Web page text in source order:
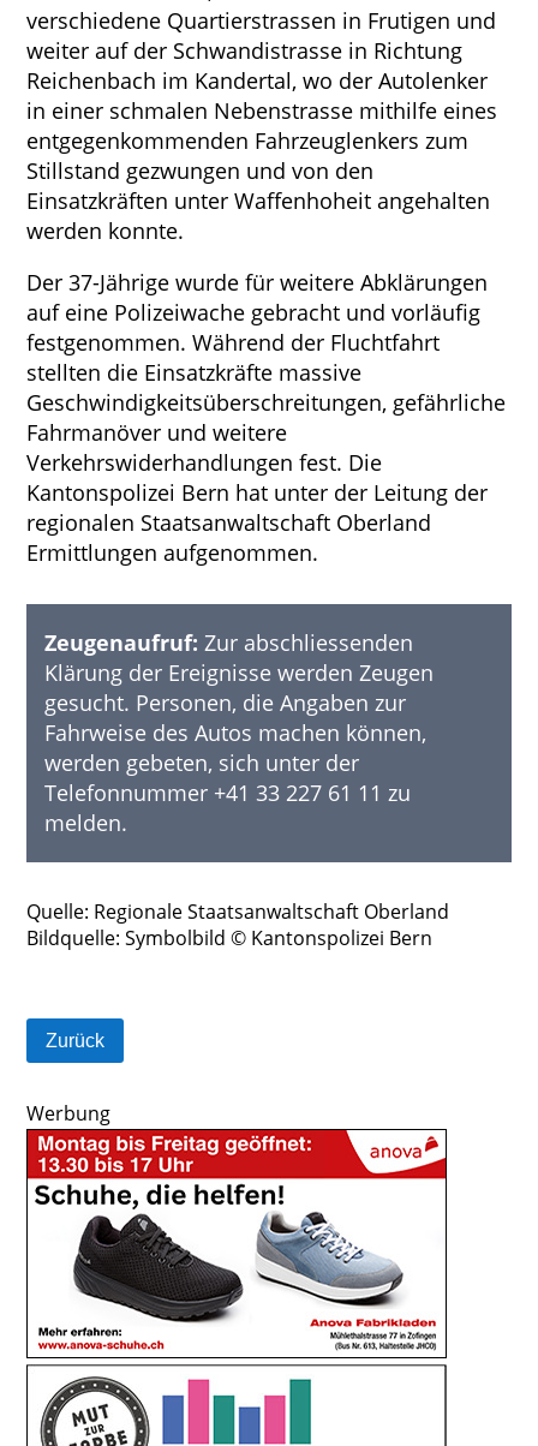
verschiedene Quartierstrassen in Frutigen und
weiter auf der Schwandistrasse in Richtung
Reichenbach im Kandertal, wo der Autolenker
in einer schmalen Nebenstrasse mithilfe eines
entgegenkommenden Fahrzeuglenkers zum
Stillstand gezwungen und von den
Einsatzkräften unter Waffenhoheit angehalten
werden konnte.
Der 37-Jährige wurde für weitere Abklärungen
auf eine Polizeiwache gebracht und vorläufig
festgenommen. Während der Fluchtfahrt
stellten die Einsatzkräfte massive
Geschwindigkeitsüberschreitungen, gefährliche
Fahrmanöver und weitere
Verkehrswiderhandlungen fest. Die
Kantonspolizei Bern hat unter der Leitung der
regionalen Staatsanwaltschaft Oberland
Ermittlungen aufgenommen.
Zeugenaufruf: Zur abschliessenden
Klärung der Ereignisse werden Zeugen
gesucht. Personen, die Angaben zur
Fahrweise des Autos machen können,
werden gebeten, sich unter der
Telefonnummer +41 33 227 61 11 zu
melden.
Quelle: Regionale Staatsanwaltschaft Oberland
Bildquelle: Symbolbild © Kantonspolizei Bern
Zurück
Werbung